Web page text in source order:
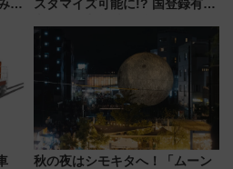
の
が
スタマイズ可能に!? 国登録有形
にオーダーメイド型の宿泊プラ
ンが誕生！
秋の夜はシモキタへ！「ムーン